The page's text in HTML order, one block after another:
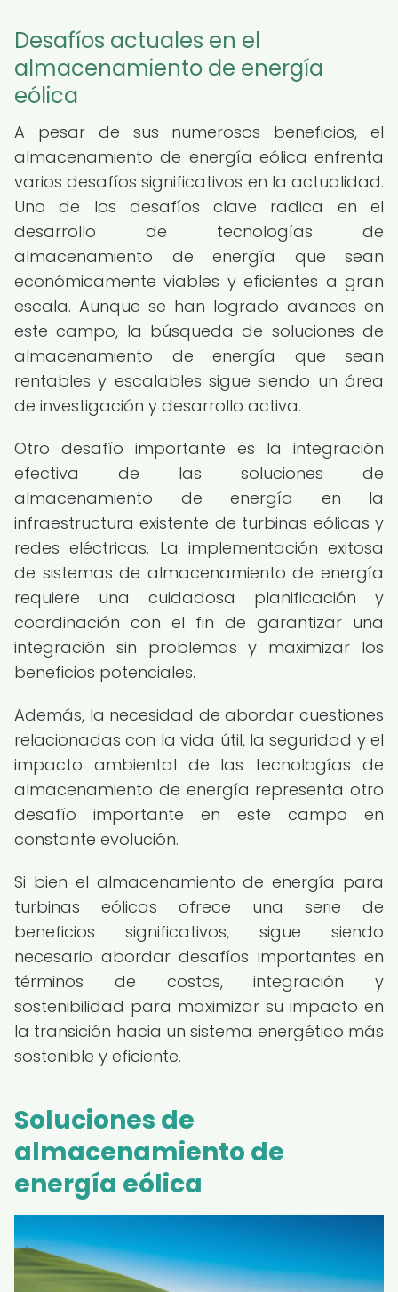
Desafíos actuales en el
almacenamiento de energía
eólica
A pesar de sus numerosos beneficios, el
almacenamiento de energía eólica enfrenta
varios desafíos significativos en la actualidad.
Uno de los desafíos clave radica en el
desarrollo de tecnologías de
almacenamiento de energía que sean
económicamente viables y eficientes a gran
escala. Aunque se han logrado avances en
este campo, la búsqueda de soluciones de
almacenamiento de energía que sean
rentables y escalables sigue siendo un área
de investigación y desarrollo activa.
Otro desafío importante es la integración
efectiva de las soluciones de
almacenamiento de energía en la
infraestructura existente de turbinas eólicas y
redes eléctricas. La implementación exitosa
de sistemas de almacenamiento de energía
requiere una cuidadosa planificación y
coordinación con el fin de garantizar una
integración sin problemas y maximizar los
beneficios potenciales.
Además, la necesidad de abordar cuestiones
relacionadas con la vida útil, la seguridad y el
impacto ambiental de las tecnologías de
almacenamiento de energía representa otro
desafío importante en este campo en
constante evolución.
Si bien el almacenamiento de energía para
turbinas eólicas ofrece una serie de
beneficios significativos, sigue siendo
necesario abordar desafíos importantes en
términos de costos, integración y
sostenibilidad para maximizar su impacto en
la transición hacia un sistema energético más
sostenible y eficiente.
Soluciones de
almacenamiento de
energía eólica